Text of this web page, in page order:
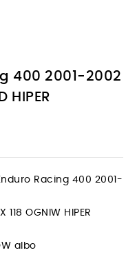
400 2001-2002
HIPER
Racing 400 2001-
OGNIW HIPER
albo